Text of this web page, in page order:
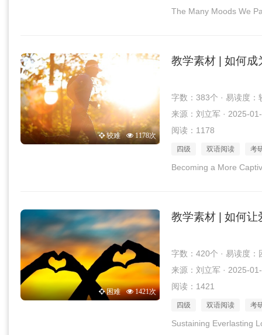
The Many Moods We
较难 1178次
教学素材 | 如何
字数：383个 · 易读度：
来源：刘立军 · 2025-
阅读：1178
四级 双语阅读 考
Becoming a More
困难 1421次
教学素材 | 如何让
字数：420个 · 易读度：
来源：刘立军 · 2025-
阅读：1421
四级 双语阅读 考
Sustaining Everlasting